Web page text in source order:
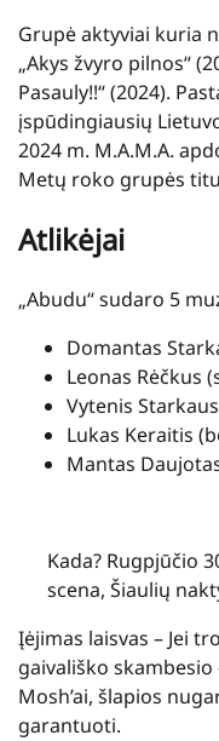
Grupė aktyviai kuria
„Akys žvyro pilnos“
Pasauly!!“ (2024).
įspūdingiausių
2024 m. M.A.M.A.
Metų roko grupės
Atlikėjai
„Abudu“ sudaro 5
Domantas
Leonas Rėčkus
Vytenis
Lukas Keraitis
Mantas
Kada? Rugpjūčio
scena, Šiaulių
Įėjimas laisvas – Jei
gaivališko
Mosh’ai, šlapios
garantuoti.